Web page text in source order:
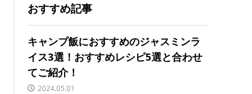
おすすめ記事
キャンプ飯におすすめのジャスミンラ
イス3選！おすすめレシピ5選と合わせ
てご紹介！
2024.05.01